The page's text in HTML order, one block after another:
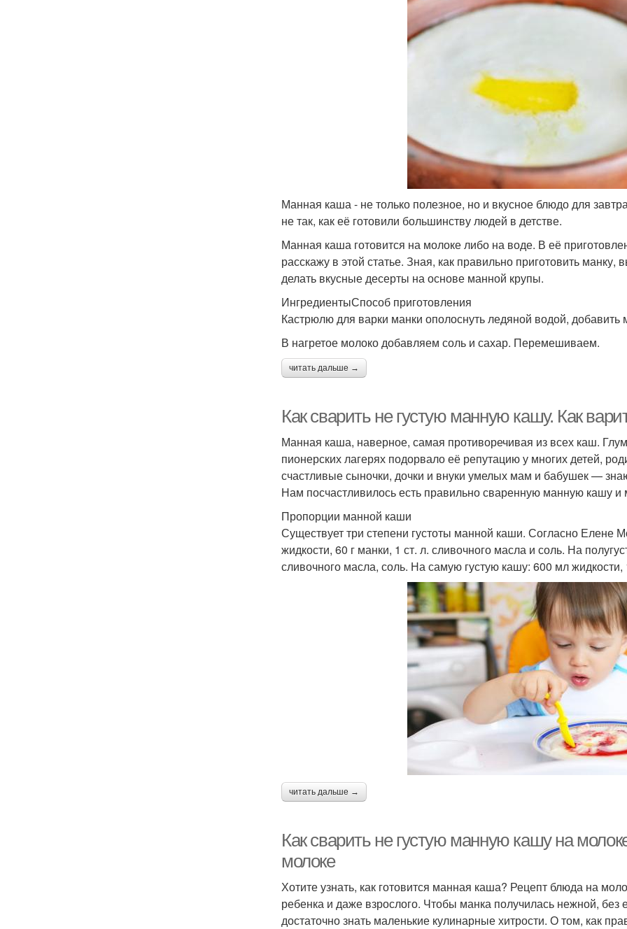
Манная каша - не только полезное, но и вкусное блюдо для
не так, как её готовили большинству людей в детстве.
Манная каша готовится на молоке либо на воде. В её
расскажу в этой статье. Зная, как правильно приготовить
делать вкусные десерты на основе манной крупы.
ИнгредиентыСпособ приготовления
Кастрюлю для варки манки ополоснуть ледяной водой, добавить
В нагретое молоко добавляем соль и сахар. Перемешиваем.
читать дальше →
Как сварить не густую манную кашу. Как
Манная каша, наверное, самая противоречивая из всех каш.
пионерских лагерях подорвало её репутацию у многих детей,
счастливые сыночки, дочки и внуки умелых мам и бабушек —
Нам посчастливилось есть правильно сваренную манную кашу и
Пропорции манной каши
Существует три степени густоты манной каши. Согласно Елене
жидкости, 60 г манки, 1 ст. л. сливочного масла и соль. На
сливочного масла, соль. На самую густую кашу: 600 мл жидкости,
читать дальше →
Как сварить не густую манную кашу на
молоке
Хотите узнать, как готовится манная каша? Рецепт блюда на
ребенка и даже взрослого. Чтобы манка получилась нежной, без
достаточно знать маленькие кулинарные хитрости. О том, как